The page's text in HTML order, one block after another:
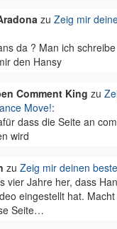
zu Zeig mir
da ? Man ich
den Hansy
Comment King zu
Move!:
dass die Seite an
wird
zu Zeig mir deinen
vier Jahre her, dass
eingestellt hat.
Seite…